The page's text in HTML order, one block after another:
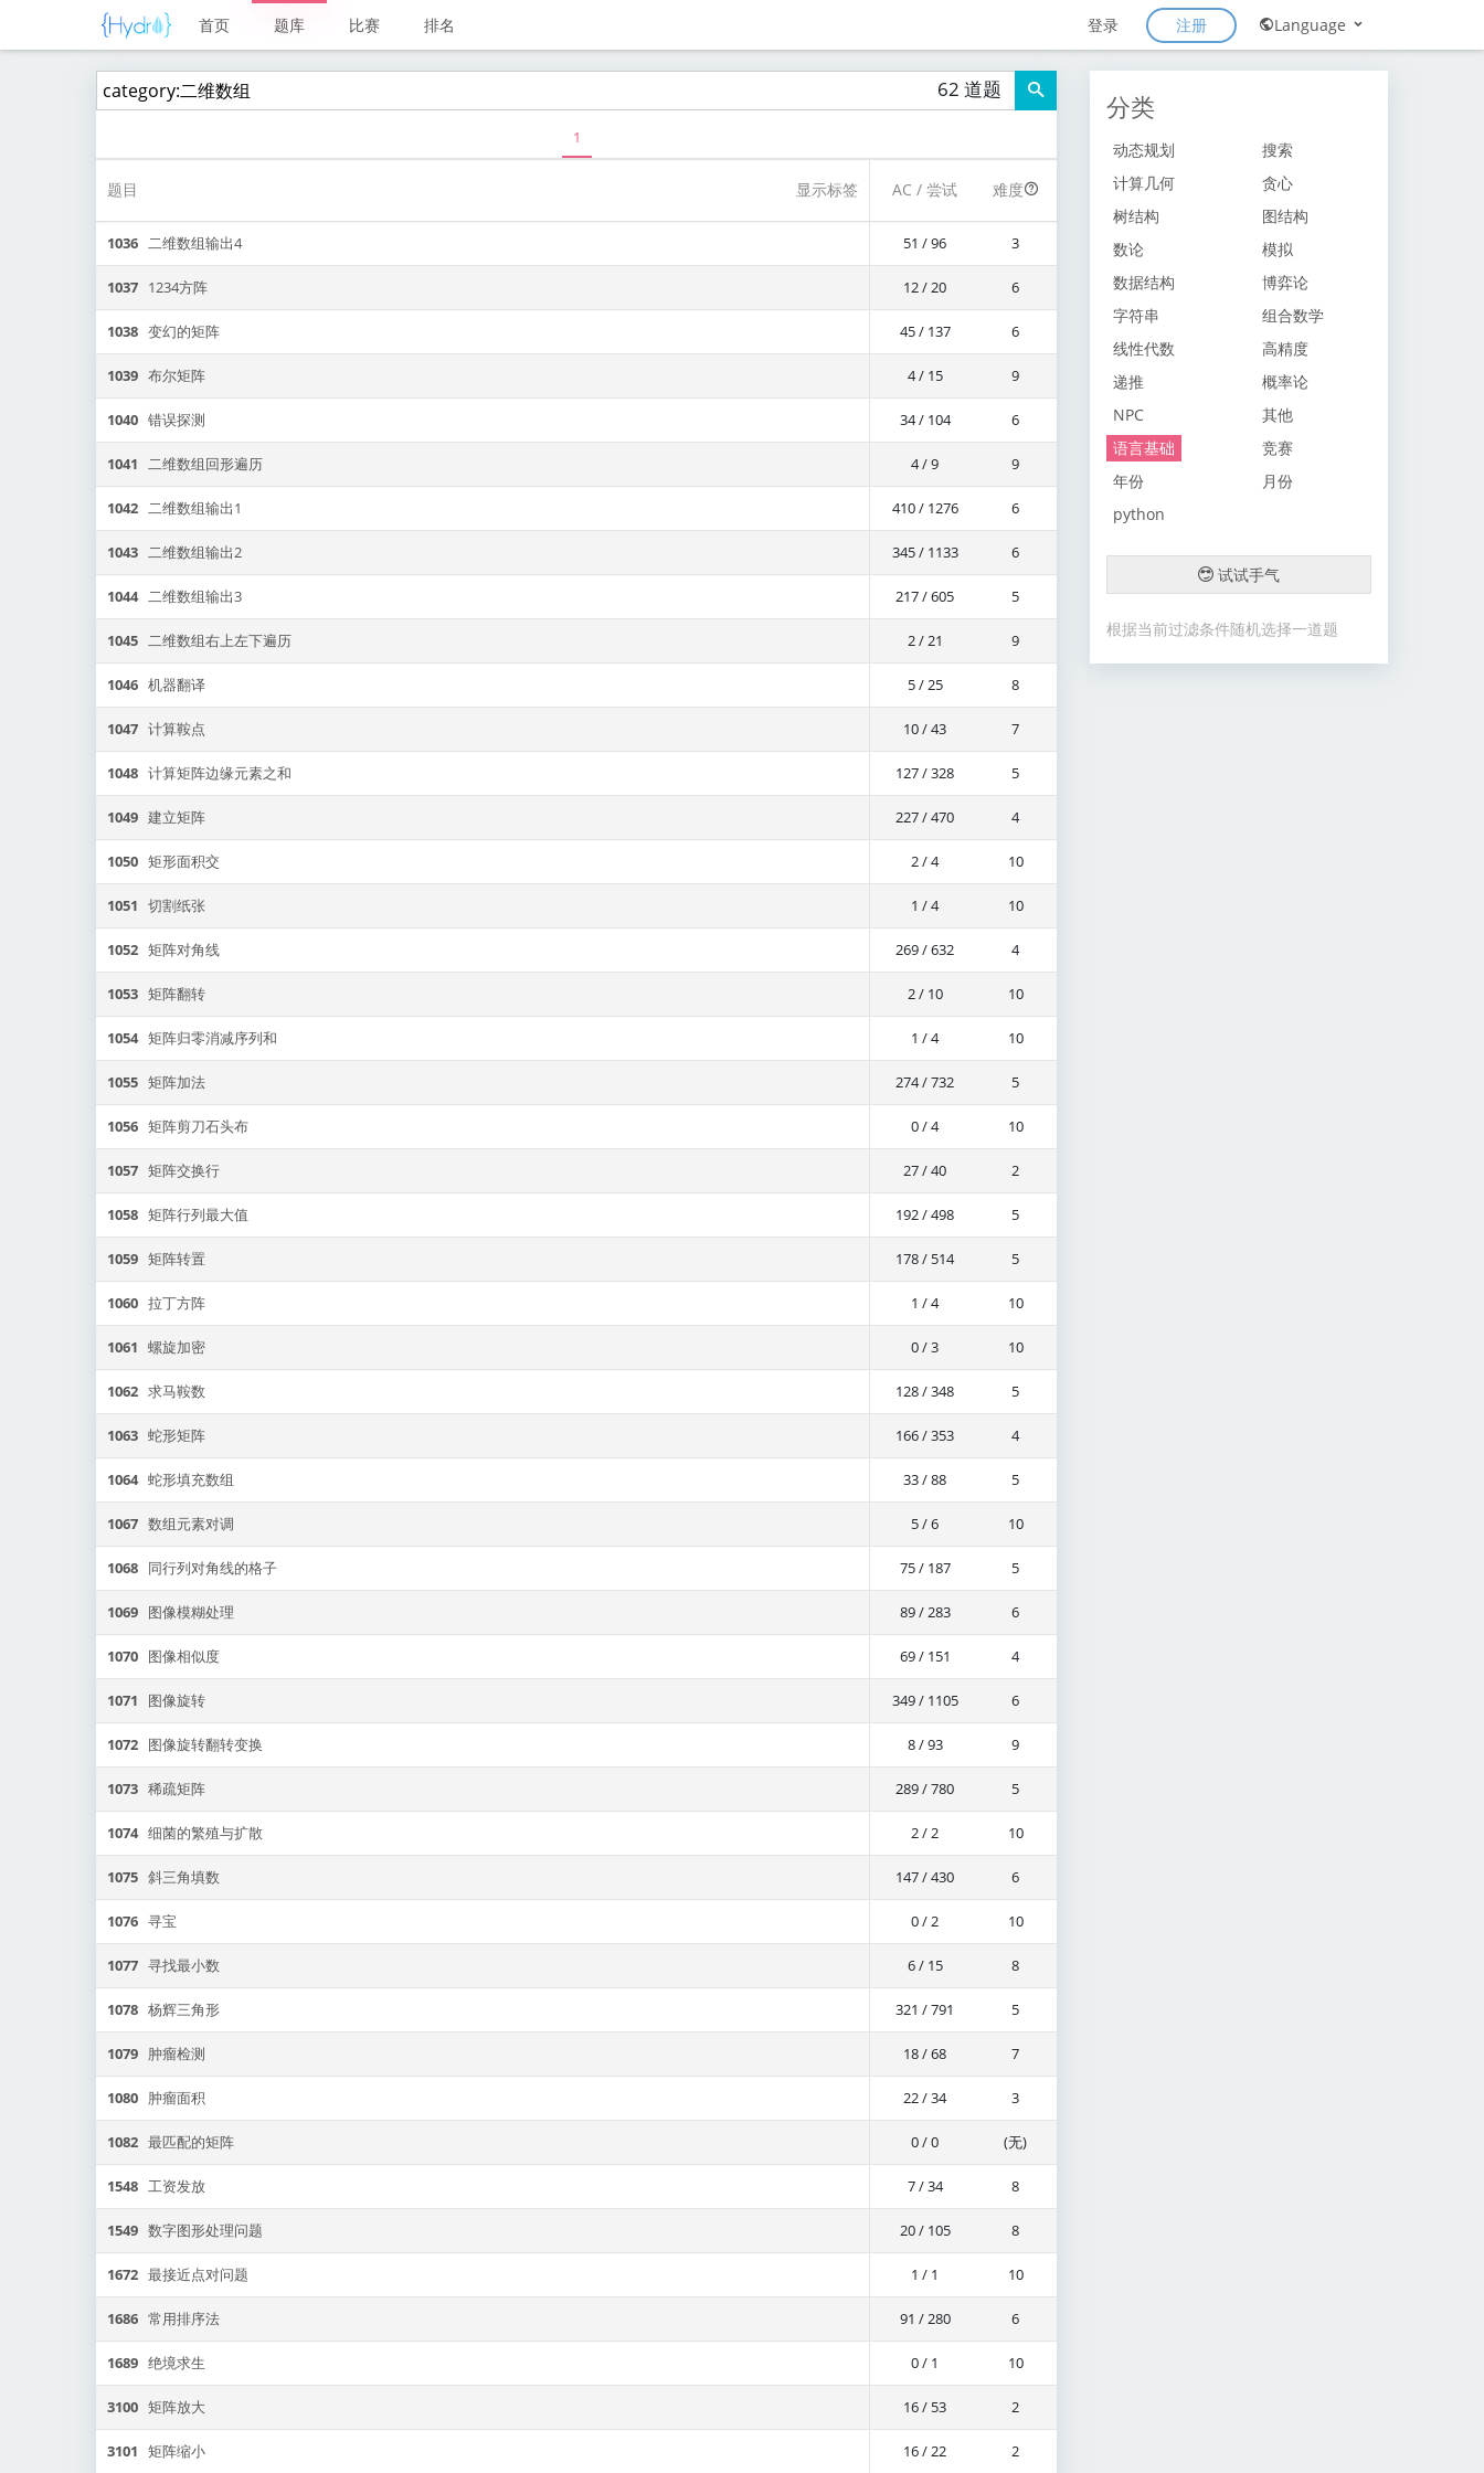
首页 题库 比赛 排名 登录 注册 Language
62 道题
1
题目 显示标签 AC / 尝试 难度
1036 二维数组输出4 51 / 96 3
1037 1234方阵 12 / 20 6
1038 变幻的矩阵 45 / 137 6
1039 布尔矩阵 4 / 15 9
1040 错误探测 34 / 104 6
1041 二维数组回形遍历 4 / 9 9
1042 二维数组输出1 410 / 1276 6
1043 二维数组输出2 345 / 1133 6
1044二维数组输出3 217 / 605 5
1045 二维数组右上左下遍历 2 / 21 9
1046 机器翻译 5 / 25 8
1047 计算鞍点 10 / 43 7
1048 计算矩阵边缘元素之和 127 / 328 5
1049 建立矩阵 227 / 470 4
1050 矩形面积交 2 / 4 10
1051 切割纸张 1 / 4 10
1052 矩阵对角线 269 / 632 4
1053 矩阵翻转 2 / 10 10
1054矩阵归零消减序列和 1 / 4 10
1055 矩阵加法 274 / 732 5
1056 矩阵剪刀石头布 0 / 4 10
1057 矩阵交换行 27 / 40 2
1058 矩阵行列最大值 192 / 498 5
1059 矩阵转置 178 / 514 5
1060 拉丁方阵 1 / 4 10
1061 螺旋加密 0 / 3 10
1062 求马鞍数 128 / 348 5
1063 蛇形矩阵 166 / 353 4
1064蛇形填充数组 33 / 88 5
1067 数组元素对调 5 / 6 10
1068 同行列对角线的格子 75 / 187 5
1069 图像模糊处理 89 / 283 6
1070 图像相似度 69 / 151 4
1071 图像旋转 349 / 1105 6
1072 图像旋转翻转变换 8 / 93 9
1073 稀疏矩阵 289 / 780 5
1074细菌的繁殖与扩散 2 / 2 10
1075 斜三角填数 147 / 430 6
1076 寻宝 0 / 2 10
1077 寻找最小数 6 / 15 8
1078 杨辉三角形 321 / 791 5
1079 肿瘤检测 18 / 68 7
1080 肿瘤面积 22 / 34 3
1082 最匹配的矩阵 0 / 0 (无)
1548 工资发放 7 / 34 8
1549 数字图形处理问题 20 / 105 8
1672 最接近点对问题 1 / 1 10
1686 常用排序法 91 / 280 6
1689 绝境求生 0 / 1 10
3100 矩阵放大 16 / 53 2
3101 矩阵缩小 16 / 22 2
分类
动态规划
搜索
计算几何
贪心
树结构
图结构
数论
模拟
数据结构
博弈论
字符串
组合数学
线性代数
高精度
递推
概率论
NPC
其他
语言基础
竞赛
年份
月份
python
试试手气
根据当前过滤条件随机选择一道题